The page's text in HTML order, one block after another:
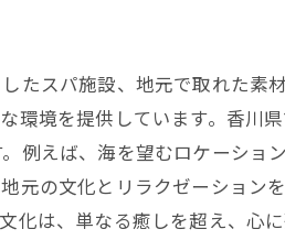
たスパ施設、地元で取れた素
環境を提供しています。香川
例えば、海を望むロケーショ
元の文化とリラクゼーション
化は、単なる癒しを超え、心